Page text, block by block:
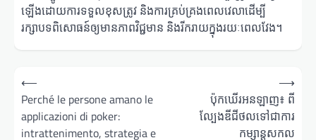
ឡើងដោយការទទួលខុសត្រូវ និងការគ្រប់គ្រងពេលវេលាដើម្បី
រក្សាបទពិសោធន៍ឲ្យមានភាពវិជ្ជមាន និងរីករាយក្នុងរយៈពេលវែង។
Post
navigation
⟵
Perché le persone amano le
applicazioni di poker:
intrattenimento, strategia e
ប៉ុកឃើរអនឡាញ៖ ពី
ល្បែងឌីជីថលទៅជាការ
កម្សាន្តសកល
⟶